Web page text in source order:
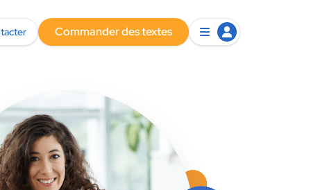
Commander des textes